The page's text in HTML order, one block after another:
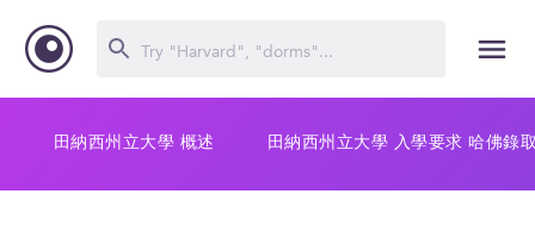
田納西州立大學 概述 田納西州立大學 入學要求 哈佛錄